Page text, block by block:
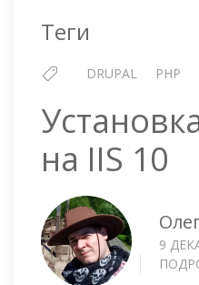
Теги
DRUPAL PHP
на IIS 10
9